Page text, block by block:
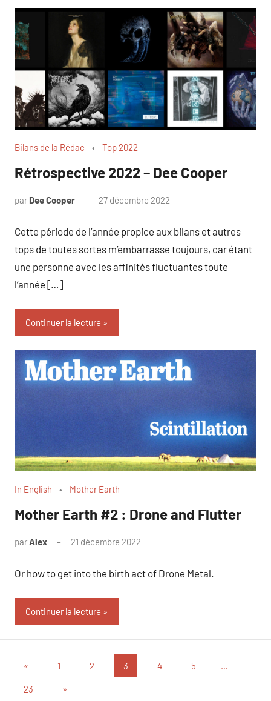
Bilans de la Rédac Top 2022
Rétrospective 2022 – Dee Cooper
par Dee Cooper 27 décembre 2022
Cette période de l’année propice aux bilans et autres
tops de toutes sortes m’embarrasse toujours, car étant
une personne avec les affinités fluctuantes toute
l’année […]
Continuer la lecture
In English Mother Earth
Mother Earth #2 : Drone and Flutter
parAlex 21 décembre 2022
Or how to get into the birth act of Drone Metal.
Continuer la lecture
Navigation
des
« 1 2 3 4 5 …
23
Articles
»